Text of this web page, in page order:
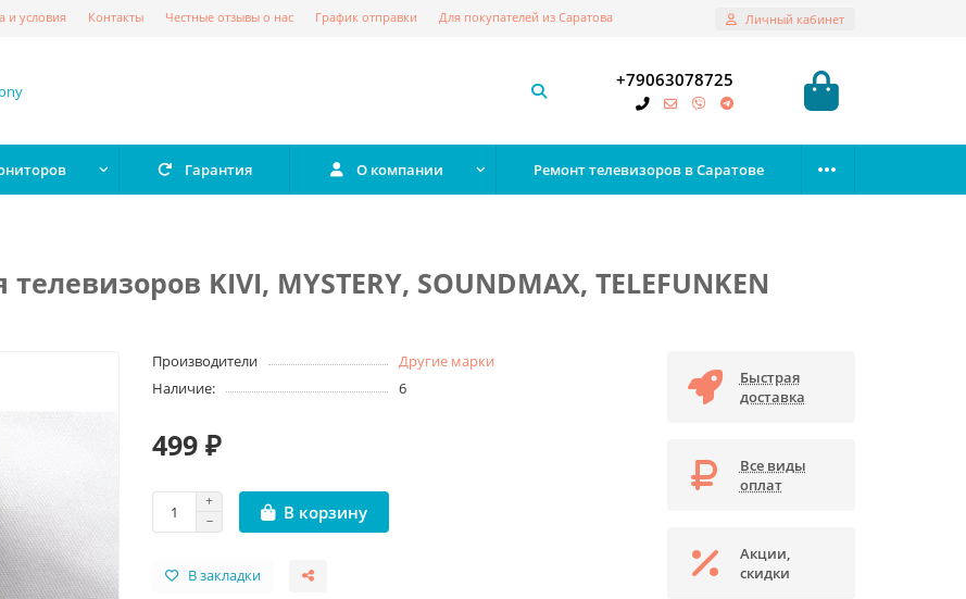
и условия Контакты Честные отзывы о нас График отправки Для покупателей из Саратова Личный кабинет
+79063078725
Гарантия О компании Ремонт телевизоров в Саратове
телевизоров KIVI, MYSTERY, SOUNDMAX, TELEFUNKEN
Производители
Другие марки
Наличие:
6
499 ₽
В корзину
В закладки
Быстрая
доставка
Все виды
оплат
Акции,
скидки